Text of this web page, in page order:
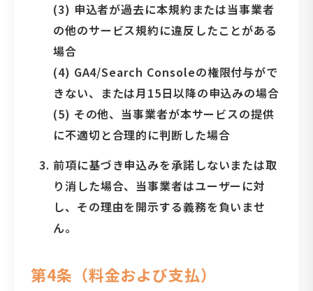
(3) 申込者が過去に本規約または当事業者
の他のサービス規約に違反したことがある
場合
(4) GA4/Search Consoleの権限付与がで
きない、または月15日以降の申込みの場合
(5) その他、当事業者が本サービスの提供
に不適切と合理的に判断した場合
前項に基づき申込みを承諾しないまたは取
り消した場合、当事業者はユーザーに対
し、その理由を開示する義務を負いませ
ん。
第4条（料金および支払）